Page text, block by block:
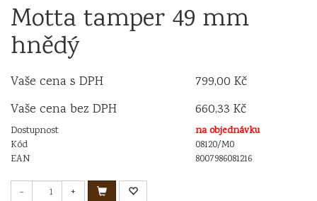
Motta tamper 49 mm
hnědý
Vaše cena s DPH
799,00 Kč
Vaše cena bez DPH
660,33 Kč
Dostupnost
na objednávku
Kód
08120/M0
EAN
8007986081216
- +